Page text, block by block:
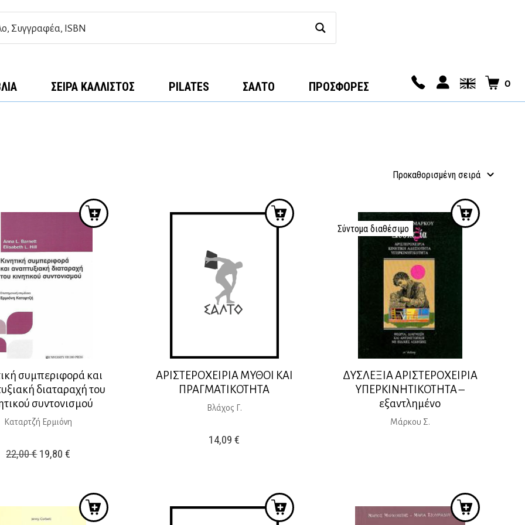
ΣΕΙΡΆ ΚΆΛΛΙΣΤΟΣ PILATES ΣΑΛΤΟ ΠΡΟΣΦΟΡΕΣ 0
συμπεριφορά και
διαταραχή του
συντονισμού
Καταρτζή Ερμιόνη
22,00€ Original
19,80€
είναι:
19,80 €.
ΑΡΙΣΤΕΡΟΧΕΙΡΙΑ ΜΥΘΟΙ ΚΑΙ
ΠΡΑΓΜΑΤΙΚΟΤΗΤΑ
Βλάχος Γ.
14,09€
Σύντομα διαθέσιμο
ΔΥΣΛΕΞΙΑ ΑΡΙΣΤΕΡΟΧΕΙΡΙΑ
ΥΠΕΡΚΙΝΗΤΙΚΟΤΗΤΑ –
εξαντλημένο
Μάρκου Σ.